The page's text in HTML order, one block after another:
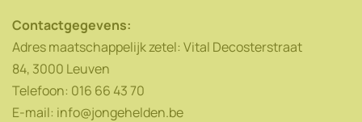
Contactgegevens:
Adres maatschappelijk zetel: Vital Decosterstraat
84, 3000 Leuven
Telefoon: 016 66 43 70
E-mail: info@jongehelden.be